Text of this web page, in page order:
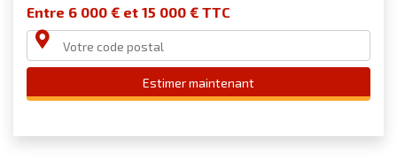
Entre 6 000 € et 15 000 € TTC
Estimer maintenant